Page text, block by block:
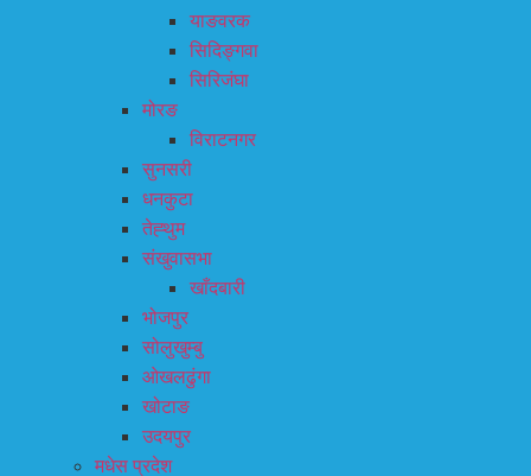
याङवरक
सिदिङ्गवा
सिरिजंघा
मोरङ
विराटनगर
सुनसरी
धनकुटा
तेह्थुम
संखुवासभा
खाँदबारी
भोजपुर
सोलुखुम्बु
ओखलढुंगा
खोटाङ
उदयपुर
मधेस प्रदेश